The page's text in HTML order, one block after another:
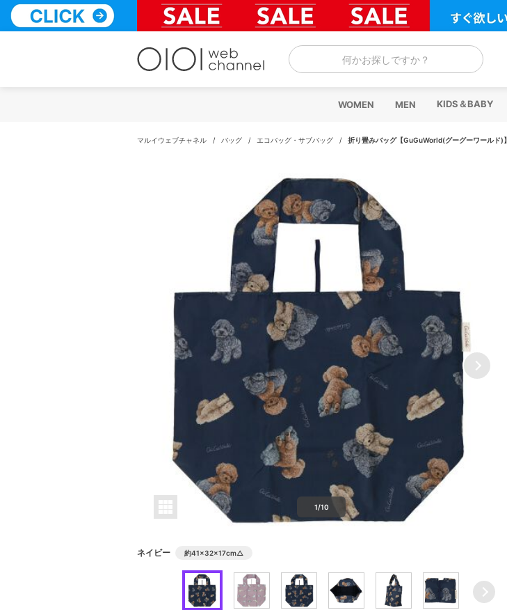
テ
何かお探しですか？
WOMEN MEN KIDS＆BABY
マルイウェブチャネル / バッグ / エコバッグ・サブバッグ / 折り畳みバッグ【GuGuWorld(グーグーワールド)】
1/10
ネイビー 約41×32×17cm△